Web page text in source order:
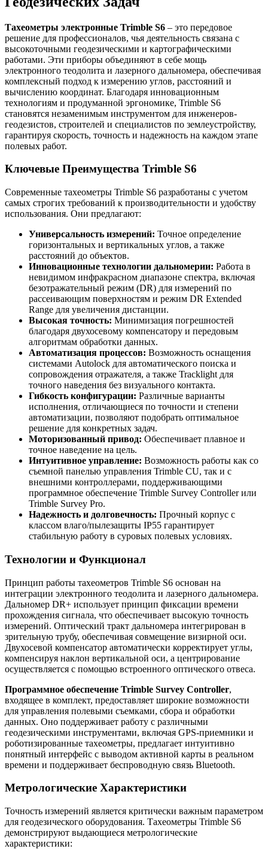
Тахеометры электронные Trimble S6 – это передовое
решение для профессионалов, чья деятельность связана с
высокоточными геодезическими и картографическими
работами. Эти приборы объединяют в себе мощь
электронного теодолита и лазерного дальномера, обеспечивая
комплексный подход к измерению углов, расстояний и
вычислению координат. Благодаря инновационным
технологиям и продуманной эргономике, Trimble S6
становятся незаменимым инструментом для инженеров-
геодезистов, строителей и специалистов по землеустройству,
гарантируя скорость, точность и надежность на каждом этапе
полевых работ.
Ключевые Преимущества Trimble S6
Современные тахеометры Trimble S6 разработаны с учетом
самых строгих требований к производительности и удобству
использования. Они предлагают:
Универсальность измерений: Точное определение
горизонтальных и вертикальных углов, а также
расстояний до объектов.
Инновационные технологии дальномерии: Работа в
невидимом инфракрасном диапазоне спектра, включая
безотражательный режим (DR) для измерений по
рассеивающим поверхностям и режим DR Extended
Range для увеличения дистанции.
Высокая точность: Минимизация погрешностей
благодаря двухосевому компенсатору и передовым
алгоритмам обработки данных.
Автоматизация процессов: Возможность оснащения
системами Autolock для автоматического поиска и
сопровождения отражателя, а также Tracklight для
точного наведения без визуального контакта.
Гибкость конфигурации: Различные варианты
исполнения, отличающиеся по точности и степени
автоматизации, позволяют подобрать оптимальное
решение для конкретных задач.
Моторизованный привод: Обеспечивает плавное и
точное наведение на цель.
Интуитивное управление: Возможность работы как со
съемной панелью управления Trimble CU, так и с
внешними контроллерами, поддерживающими
программное обеспечение Trimble Survey Controller или
Trimble Survey Pro.
Надежность и долговечность: Прочный корпус с
классом влаго/пылезащиты IP55 гарантирует
стабильную работу в суровых полевых условиях.
Технологии и Функционал
Принцип работы тахеометров Trimble S6 основан на
интеграции электронного теодолита и лазерного дальномера.
Дальномер DR+ использует принцип фиксации времени
прохождения сигнала, что обеспечивает высокую точность
измерений. Оптический тракт дальномера интегрирован в
зрительную трубу, обеспечивая совмещение визирной оси.
Двухосевой компенсатор автоматически корректирует углы,
компенсируя наклон вертикальной оси, а центрирование
осуществляется с помощью встроенного оптического отвеса.
Программное обеспечение Trimble Survey Controller,
входящее в комплект, предоставляет широкие возможности
для управления полевыми съемками, сбора и обработки
данных. Оно поддерживает работу с различными
геодезическими инструментами, включая GPS-приемники и
роботизированные тахеометры, предлагает интуитивно
понятный интерфейс с выводом активной карты в реальном
времени и поддерживает беспроводную связь Bluetooth.
Метрологические Характеристики
Точность измерений является критически важным параметром
для геодезического оборудования. Тахеометры Trimble S6
демонстрируют выдающиеся метрологические
характеристики: